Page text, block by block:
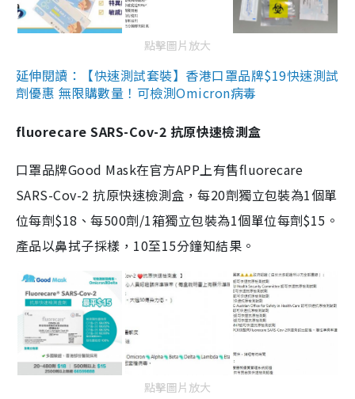
點擊圖片放大
延伸閱讀：【快速測試套裝】香港口罩品牌$19快速測試
劑優惠 無限購數量！可檢測Omicron病毒
fluorecare SARS-Cov-2 抗原快速檢測盒
口罩品牌Good Mask在官方APP上有售fluorecare
SARS-Cov-2 抗原快速檢測盒，每20劑獨立包裝為1個單
位每劑$18、每500劑/1箱獨立包裝為1個單位每劑$15。
產品以鼻拭子採樣，10至15分鐘知結果。
點擊圖片放大